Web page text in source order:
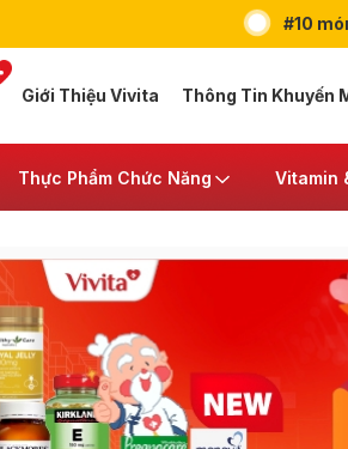
#10
Giới Thiệu Vivita Thông Tin Khuyến
Thực Phẩm Chức Năng Vitamin